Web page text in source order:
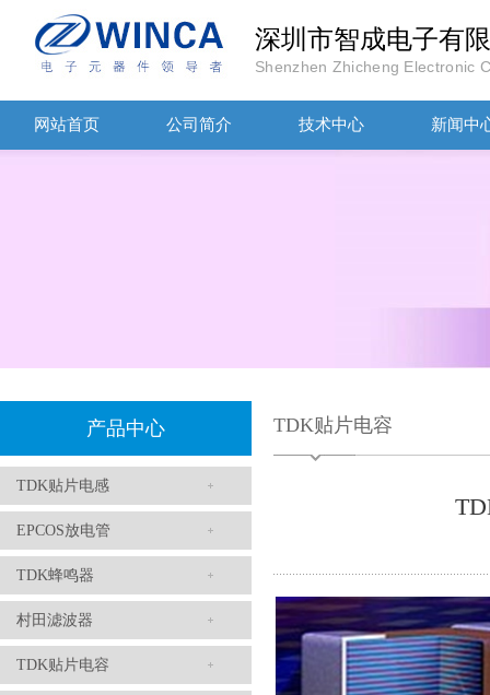
深圳市智成电子有
Shenzhen Zhicheng Electronic
网站首页 公司简介 技术中心 新闻中
产品中心
TDK贴片电感
EPCOS放电管
TDK蜂鸣器
村田滤波器
TDK贴片电容
TDK贴片电容